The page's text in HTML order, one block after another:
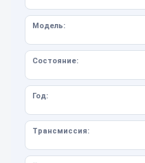
Модель:
Состояние:
Год:
Трансмиссия: